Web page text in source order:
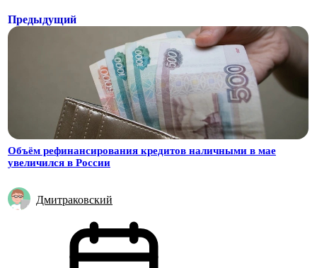
Предыдущий
Объём рефинансирования кредитов наличными в мае
увеличился в России
Дмитраковский